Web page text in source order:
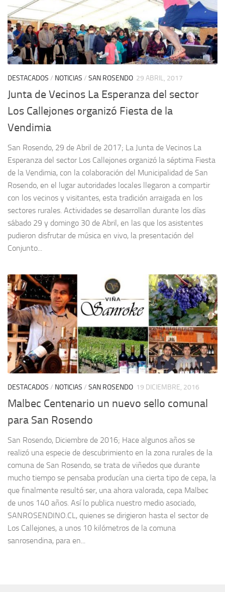
DESTACADOS / NOTICIAS / SAN ROSENDO 29 ABRIL, 2017
Junta de Vecinos La Esperanza del sector
Los Callejones organizó Fiesta de la
Vendimia
San Rosendo, 29 de Abril de 2017; La Junta de Vecinos La
Esperanza del sector Los Callejones organizó la séptima Fiesta
de la Vendimia, con la colaboración del Municipalidad de San
Rosendo, en el lugar autoridades locales llegaron a compartir
con los vecinos y visitantes, esta tradición arraigada en los
sectores rurales. Actividades se desarrollan durante los días
sábado 29 y domingo 30 de Abril, en las que los asistentes
pudieron disfrutar de música en vivo, la presentación del
Conjunto...
DESTACADOS / NOTICIAS / SAN ROSENDO 19 DICIEMBRE, 2016
Malbec Centenario un nuevo sello comunal
para San Rosendo
San Rosendo, Diciembre de 2016; Hace algunos años se
realizó una especie de descubrimiento en la zona rurales de la
comuna de San Rosendo, se trata de viñedos que durante
mucho tiempo se pensaba producían una cierta tipo de cepa, la
que finalmente resultó ser, una ahora valorada, cepa Malbec
de unos 140 años. Así lo publica nuestro medio asociado,
SANROSENDINO.CL, quienes se dirigieron hasta el sector de
Los Callejones, a unos 10 kilómetros de la comuna
sanrosendina, para en...